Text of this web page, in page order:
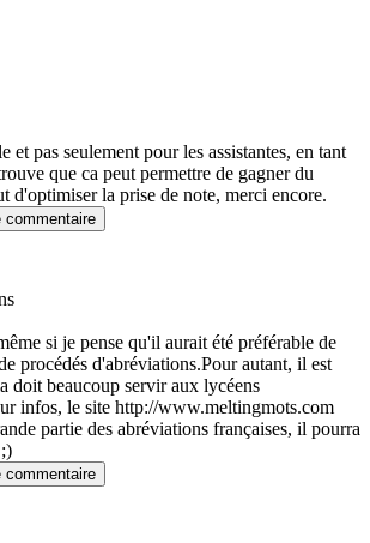
et pas seulement pour les assistantes, en tant
que ca peut permettre de gagner du
d'optimiser la prise de note, merci encore.
commentaire
si je pense qu'il aurait été préférable de
procédés d'abréviations.Pour autant, il est
doit beaucoup servir aux lycéens
infos, le site http://www.meltingmots.com
partie des abréviations françaises, il pourra
commentaire